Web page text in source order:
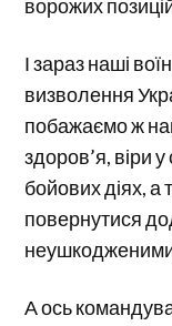
ворожих
І зараз наші
визволення
побажаємо ж
здоров’я, віри
бойових діях, а
повернутися
А ось